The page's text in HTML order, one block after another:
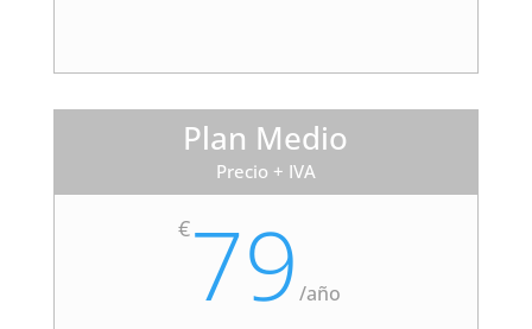
Plan Medio
Precio + IVA
€79/año